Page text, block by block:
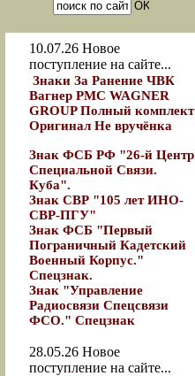
10.07.26 Новое
поступление на сайте...
Знаки За Ранение ЧВК
Вагнер РМС WAGNER
GROUP Полный комплект
Оригинал Не вручёнка
Знак ФСБ РФ "26-й Центр
Специальной Связи.
Куба".
Знак СВР "105 лет ИНО-
СВР-ПГУ"
Знак ФСБ "Первый
Пограничный Кадетский
Военный Корпус."
Спецзнак.
Знак "Управление
Радиосвязи Спецсвязи
ФСО." Спецзнак
28.05.26 Новое
поступление на сайте...